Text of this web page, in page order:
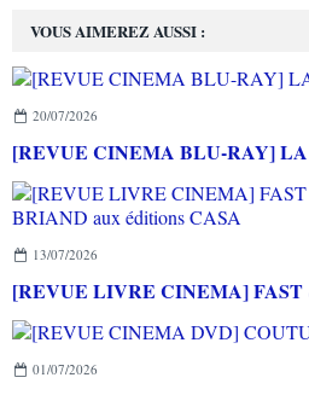
VOUS AIMEREZ AUSSI :
20/07/2026
[REVUE CINEMA BLU-RAY]
13/07/2026
01/07/2026